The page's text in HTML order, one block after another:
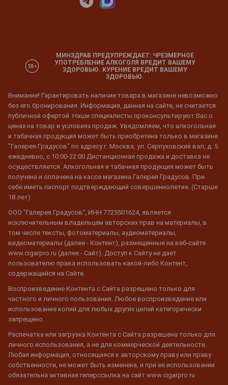
МИНЗДРАВ ПРЕДУПРЕЖДАЕТ: ЧРЕЗМЕРНОЕ
УПОТРЕБЛЕНИЕ АЛКОГОЛЯ ВРЕДИТ ВАШЕМУ
ЗДОРОВЬЮ. КУРЕНИЕ ВРЕДИТ ВАШЕМУ
ЗДОРОВЬЮ.
Внимание! Гарантировать наличие товара в магазине невозможно
без его бронирования. Информация, данная на сайте, не считается
публичной офертой. Наши специалисты проконсультируют Вас о
ценах на товар и условиях продаж. Уведомляем, что алкогольная
и табачная продукция может быть приобретена только в магазине
"Галерея Градусов" по адресу г. Москва, ул. Серпуховский вал, д. 5
ежедневно, с 10:00-22:00 Дистанционная продажа и доставка не
осуществляется. Алкогольная и табачная продукция может быть
получена и оплачена на кассе магазина Галерея Градусов. При
себе иметь паспорт подтверждающий совершеннолетие. (Старше
18 лет)
ООО "Галерея Градусов", ИНН 7725501624, является
исключительным владельцем авторских прав на материалы, в
том числе тексты, фотоматериалы, аудиоматериалы,
видеоматериалы (далее - Контент), размещенные на веб-сайте
www.cigarpro.ru (далее - Сайт). Доступ к Сайту не дает
пользователю права использовать какой-либо Контент,
содержащийся на Сайте.
Воспроизведение Контента с Сайта разрешено только для
частного и личного пользования. Любое воспроизведение или
использование копий для любых других целей категорически
запрещено.
Распечатка или загрузка Контента с Сайта разрешена только для
личного использования, а не для коммерческой деятельности.
Любая информация, относящаяся к авторскому праву или праву
собственности, не может быть изменена, и при ее использовании
обязательна активная гиперссылка на сайт www.cigarpro.ru